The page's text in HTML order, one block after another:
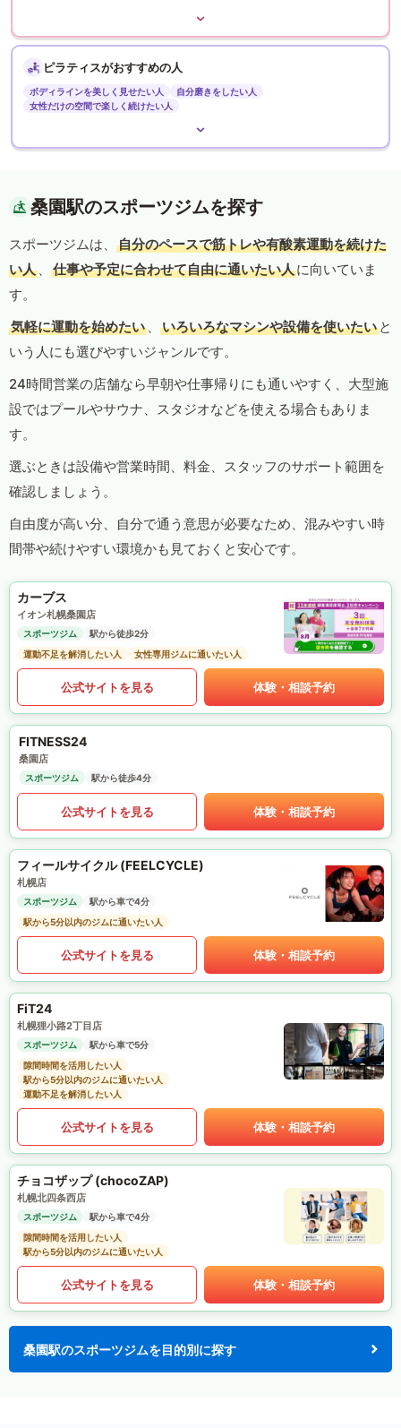
ピラティスがおすすめの人
ボディラインを美しく見せたい人
自分磨きをしたい人
女性だけの空間で楽しく続けたい人
桑園駅のスポーツジムを探す
スポーツジムは、
自分のペースで筋トレや有酸素運動を続けた
い人 、 仕事や予定に合わせて自由に通いたい人に向いていま
す。
気軽に運動を始めたい 、 いろいろなマシンや設備を使いたい と
いう人にも選びやすいジャンルです。
24時間営業の店舗なら早朝や仕事帰りにも通いやすく、大型施
設ではプールやサウナ、スタジオなどを使える場合もありま
す。
選ぶときは設備や営業時間、料金、スタッフのサポート範囲を
確認しましょう。
自由度が高い分、自分で通う意思が必要なため、混みやすい時
間帯や続けやすい環境かも見ておくと安心です。
カーブス
イオン札幌桑園店
スポーツジム
駅から徒歩2分
運動不足を解消したい人
女性専用ジムに通いたい人
公式サイトを見る 体験・相談予約
FITNESS24
桑園店
スポーツジム 駅から徒歩4分
公式サイトを見る 体験・相談予約
フィールサイクル (FEELCYCLE)
札幌店
スポーツジム
駅から車で4分
駅から5分以内のジムに通いたい人
公式サイトを見る 体験・相談予約
FiT24
札幌狸小路2丁目店
スポーツジム
駅から車で5分
隙間時間を活用したい人
駅から5分以内のジムに通いたい人
運動不足を解消したい人
公式サイトを見る 体験・相談予約
チョコザップ (chocoZAP)
札幌北四条西店
スポーツジム
駅から車で4分
隙間時間を活用したい人
駅から5分以内のジムに通いたい人
公式サイトを見る 体験・相談予約
桑園駅のスポーツジムを目的別に探す